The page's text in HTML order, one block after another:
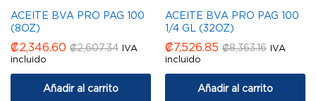
ACEITE BVA PRO PAG 100
(8OZ)
₡2,346.60 ₡2,607.34 IVA
incluido
Añadir al carrito
ACEITE BVA PRO PAG 100
1/4 GL (32OZ)
₡7,526.85 ₡8,363.16 IVA
incluido
Añadir al carrito